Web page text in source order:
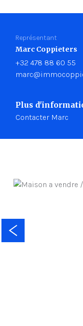
Représentant
Marc Coppieters
+32 478 88 60 55
Plus
Contacter Marc